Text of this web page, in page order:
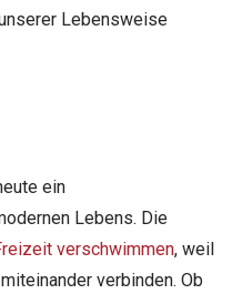
Lebensweise
ein
Lebens. Die
verschwimmen, weil
verbinden. Ob